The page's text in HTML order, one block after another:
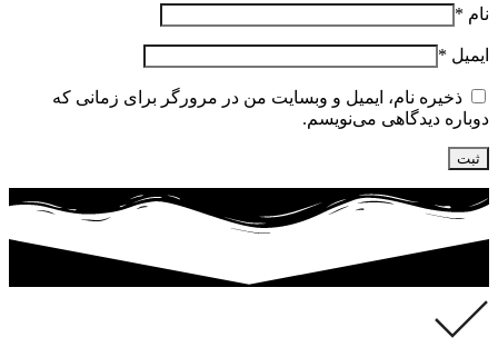
نام *
ایمیل *
ذخیره نام، ایمیل و وبسایت من در مرورگر برای زمانی که
دوباره دیدگاهی می‌نویسم.